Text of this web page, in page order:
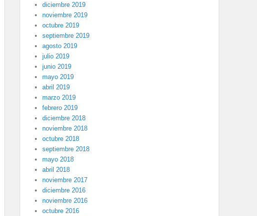
diciembre 2019
noviembre 2019
octubre 2019
septiembre 2019
agosto 2019
julio 2019
junio 2019
mayo 2019
abril 2019
marzo 2019
febrero 2019
diciembre 2018
noviembre 2018
octubre 2018
septiembre 2018
mayo 2018
abril 2018
noviembre 2017
diciembre 2016
noviembre 2016
octubre 2016